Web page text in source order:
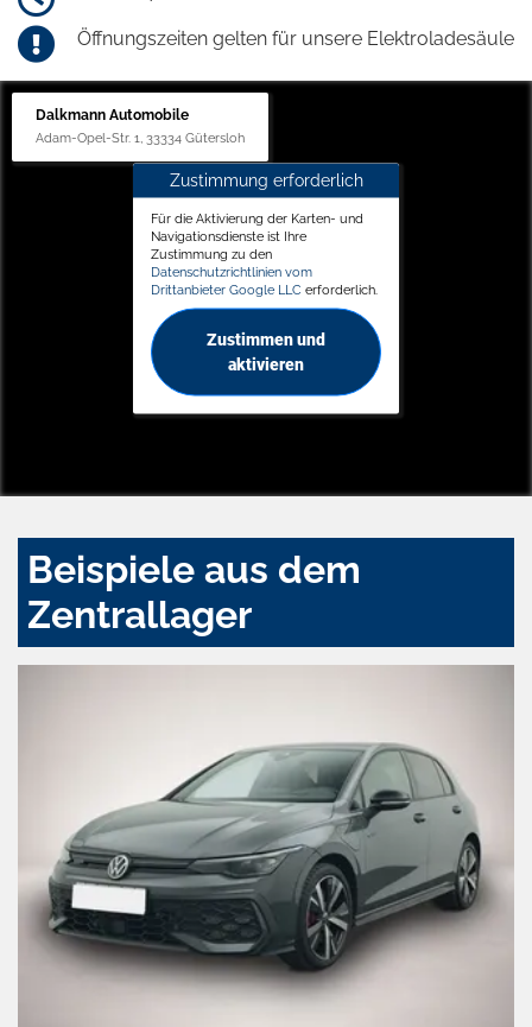
Öffnungszeiten gelten für unsere Elektroladesäule
Dalkmann Automobile
Adam-Opel-Str. 1, 33334 Gütersloh
Zustimmung erforderlich
Für die Aktivierung der Karten- und
Navigationsdienste ist Ihre
Zustimmung zu den
Datenschutzrichtlinien vom
Drittanbieter Google LLC erforderlich.
Zustimmen und
aktivieren
Beispiele aus dem
Zentrallager